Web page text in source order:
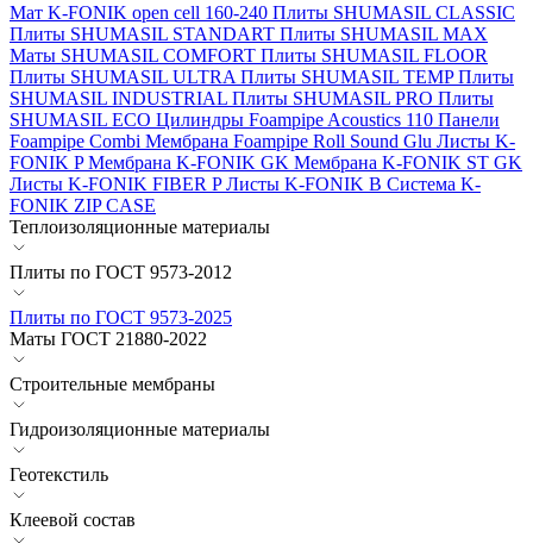
Мат K-FONIK open cell 160-240 Плиты SHUMASIL CLASSIC
Плиты SHUMASIL STANDART Плиты SHUMASIL MAX
Маты SHUMASIL COMFORT Плиты SHUMASIL FLOOR
Плиты SHUMASIL ULTRA Плиты SHUMASIL TEMPПлиты
SHUMASIL INDUSTRIAL Плиты SHUMASIL PRO Плиты
SHUMASIL ECO Цилиндры Foampipe Acoustics 110 Панели
Foampipe Combi Мембрана Foampipe Roll Sound Glu Листы K-
FONIK PМембрана K-FONIK GK Мембрана K-FONIK ST GK
Листы K-FONIK FIBER PЛисты K-FONIK B Система K-
FONIK ZIP CASE
Теплоизоляционные материалы
Плиты по ГОСТ 9573-2012
Плиты по ГОСТ 9573-2025
Маты ГОСТ 21880-2022
Строительные мембраны
Гидроизоляционные материалы
Геотекстиль
Клеевой состав